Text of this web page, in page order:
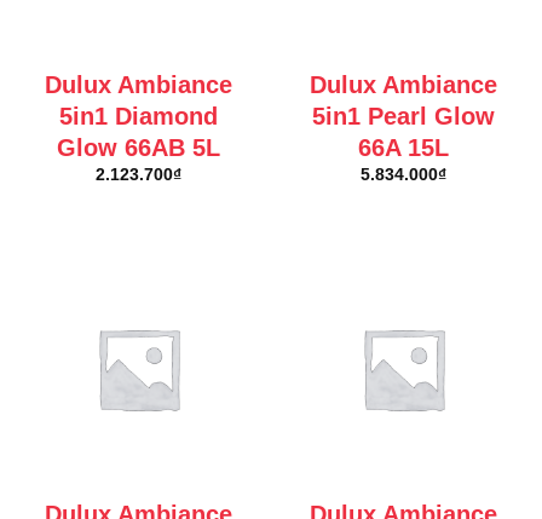
Dulux Ambiance
5in1 Diamond
Glow 66AB 5L
2.123.700₫
Dulux Ambiance
5in1 Pearl Glow
66A 15L
5.834.000₫